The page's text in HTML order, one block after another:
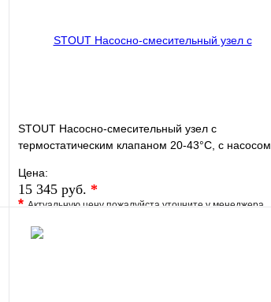
STOUT Насосно-смесительный узел с
термостатическим клапаном 20-43°C, с насосом
Цена:
15 345 руб. *
*Актуальную цену пожалуйста уточните у менеджера
В избранное